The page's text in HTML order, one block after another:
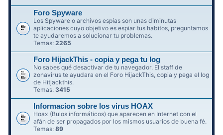
Foro Spyware
Los Spyware o archivos espías son unas diminutas
aplicaciones cuyo objetivo es espiar tus habitos, preguntamos
te ayudaremos a solucionar tu problemas.
Temas:2265
Foro HijackThis - copia y pega tu log
No sabes qué desactivar de tu navegador. El staff de
zonavirus te ayudara en el Foro HijackThis, copia y pega el log
de Hitjackthis.
Temas: 3415
Informacion sobre los virus HOAX
Hoax (Bulos informáticos) que aparecen en Internet con el
afán de ser propagados por los mismos usuarios de buena fé.
Temas:89